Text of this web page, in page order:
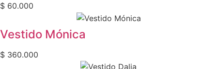
$ 60.000
Vestido Mónica
$ 360.000